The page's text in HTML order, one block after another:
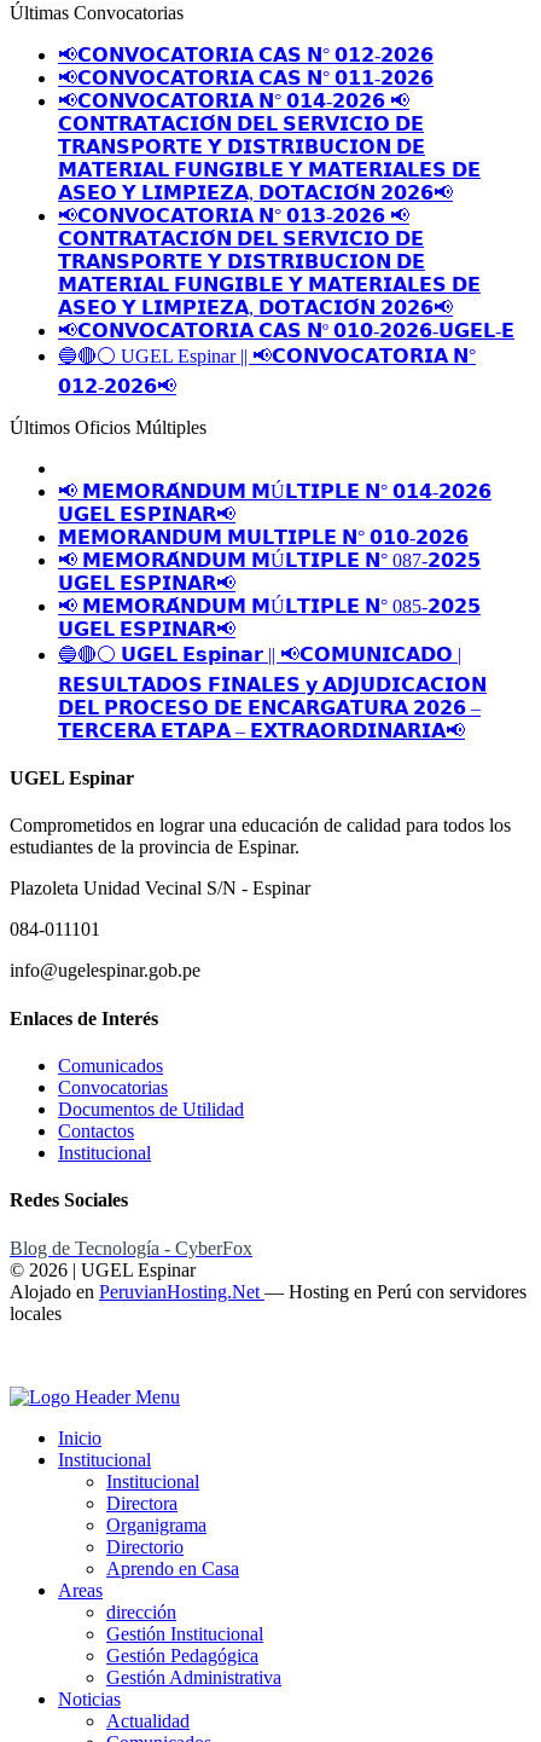
Últimas Convocatorias
📢𝗖𝗢𝗡𝗩𝗢𝗖𝗔𝗧𝗢𝗥𝗜𝗔 𝗖𝗔𝗦 𝗡° 𝟬𝟭𝟮-𝟮𝟬𝟮𝟲
📢𝗖𝗢𝗡𝗩𝗢𝗖𝗔𝗧𝗢𝗥𝗜𝗔 𝗖𝗔𝗦 𝗡° 𝟬𝟭𝟭-𝟮𝟬𝟮𝟲
📢𝗖𝗢𝗡𝗩𝗢𝗖𝗔𝗧𝗢𝗥𝗜𝗔 𝗡° 𝟬𝟭𝟰-𝟮𝟬𝟮𝟲 📢
𝗖𝗢𝗡𝗧𝗥𝗔𝗧𝗔𝗖𝗜𝗢́𝗡 𝗗𝗘𝗟 𝗦𝗘𝗥𝗩𝗜𝗖𝗜𝗢 𝗗𝗘
𝗧𝗥𝗔𝗡𝗦𝗣𝗢𝗥𝗧𝗘 𝗬 𝗗𝗜𝗦𝗧𝗥𝗜𝗕𝗨𝗖𝗜𝗢𝗡 𝗗𝗘
𝗠𝗔𝗧𝗘𝗥𝗜𝗔𝗟 𝗙𝗨𝗡𝗚𝗜𝗕𝗟𝗘 𝗬 𝗠𝗔𝗧𝗘𝗥𝗜𝗔𝗟𝗘𝗦 𝗗𝗘
𝗔𝗦𝗘𝗢 𝗬 𝗟𝗜𝗠𝗣𝗜𝗘𝗭𝗔, 𝗗𝗢𝗧𝗔𝗖𝗜𝗢́𝗡 𝟮𝟬𝟮𝟲📢
📢𝗖𝗢𝗡𝗩𝗢𝗖𝗔𝗧𝗢𝗥𝗜𝗔 𝗡° 𝟬𝟭𝟯-𝟮𝟬𝟮𝟲 📢
𝗖𝗢𝗡𝗧𝗥𝗔𝗧𝗔𝗖𝗜𝗢́𝗡 𝗗𝗘𝗟 𝗦𝗘𝗥𝗩𝗜𝗖𝗜𝗢 𝗗𝗘
𝗧𝗥𝗔𝗡𝗦𝗣𝗢𝗥𝗧𝗘 𝗬 𝗗𝗜𝗦𝗧𝗥𝗜𝗕𝗨𝗖𝗜𝗢𝗡 𝗗𝗘
𝗠𝗔𝗧𝗘𝗥𝗜𝗔𝗟 𝗙𝗨𝗡𝗚𝗜𝗕𝗟𝗘 𝗬 𝗠𝗔𝗧𝗘𝗥𝗜𝗔𝗟𝗘𝗦 𝗗𝗘
𝗔𝗦𝗘𝗢 𝗬 𝗟𝗜𝗠𝗣𝗜𝗘𝗭𝗔, 𝗗𝗢𝗧𝗔𝗖𝗜𝗢́𝗡 𝟮𝟬𝟮𝟲📢
📢𝗖𝗢𝗡𝗩𝗢𝗖𝗔𝗧𝗢𝗥𝗜𝗔 𝗖𝗔𝗦 𝗡º 𝟬𝟭𝟬-𝟮𝟬𝟮𝟲-𝗨𝗚𝗘𝗟-𝗘
🔵🔴⚪️ UGEL Espinar || 📢𝗖𝗢𝗡𝗩𝗢𝗖𝗔𝗧𝗢𝗥𝗜𝗔 𝗡°
𝟬𝟭𝟮-𝟮𝟬𝟮𝟲📢
Últimos Oficios Múltiples
📢 𝗠𝗘𝗠𝗢𝗥𝗔́𝗡𝗗𝗨𝗠 𝗠Ú𝗟𝗧𝗜𝗣𝗟𝗘 𝗡° 𝟬𝟭𝟰-𝟮𝟬𝟮𝟲
𝗨𝗚𝗘𝗟 𝗘𝗦𝗣𝗜𝗡𝗔𝗥📢
𝗠𝗘𝗠𝗢𝗥𝗔𝗡𝗗𝗨𝗠 𝗠𝗨𝗟𝗧𝗜𝗣𝗟𝗘 𝗡° 𝟬𝟭𝟬-𝟮𝟬𝟮𝟲
📢 𝗠𝗘𝗠𝗢𝗥𝗔́𝗡𝗗𝗨𝗠 𝗠Ú𝗟𝗧𝗜𝗣𝗟𝗘 𝗡° 087-𝟮𝟬𝟮𝟱
𝗨𝗚𝗘𝗟 𝗘𝗦𝗣𝗜𝗡𝗔𝗥📢
📢 𝗠𝗘𝗠𝗢𝗥𝗔́𝗡𝗗𝗨𝗠 𝗠Ú𝗟𝗧𝗜𝗣𝗟𝗘 𝗡° 085-𝟮𝟬𝟮𝟱
𝗨𝗚𝗘𝗟 𝗘𝗦𝗣𝗜𝗡𝗔𝗥📢
🔵🔴⚪️ 𝗨𝗚𝗘𝗟 𝗘𝘀𝗽𝗶𝗻𝗮𝗿 || 📢𝗖𝗢𝗠𝗨𝗡𝗜𝗖𝗔𝗗𝗢 |
𝗥𝗘𝗦𝗨𝗟𝗧𝗔𝗗𝗢𝗦 𝗙𝗜𝗡𝗔𝗟𝗘𝗦 𝘆 𝗔𝗗𝗝𝗨𝗗𝗜𝗖𝗔𝗖𝗜𝗢𝗡
𝗗𝗘𝗟 𝗣𝗥𝗢𝗖𝗘𝗦𝗢 𝗗𝗘 𝗘𝗡𝗖𝗔𝗥𝗚𝗔𝗧𝗨𝗥𝗔 𝟮𝟬𝟮𝟲 –
𝗧𝗘𝗥𝗖𝗘𝗥𝗔 𝗘𝗧𝗔𝗣𝗔 – 𝗘𝗫𝗧𝗥𝗔𝗢𝗥𝗗𝗜𝗡𝗔𝗥𝗜𝗔📢
UGEL Espinar
Comprometidos en lograr una educación de calidad para todos los
estudiantes de la provincia de Espinar.
Plazoleta Unidad Vecinal S/N - Espinar
084-011101
info@ugelespinar.gob.pe
Enlaces de Interés
Comunicados
Convocatorias
Documentos de Utilidad
Contactos
Institucional
Redes Sociales
Blog de Tecnología - CyberFox
© 2026 | UGEL Espinar
Alojado en PeruvianHosting.Net — Hosting en Perú con servidores
locales
Inicio
Institucional
Institucional
Directora
Organigrama
Directorio
Aprendo en Casa
Areas
dirección
Gestión Institucional
Gestión Pedagógica
Gestión Administrativa
Noticias
Actualidad